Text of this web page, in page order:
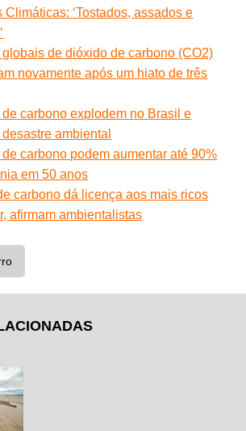
Climáticas: ‘Tostados, assados e
globais de dióxido de carbono (CO2)
novamente após um hiato de três
de carbono explodem no Brasil e
ambiental
carbono podem aumentar até 90%
em 50 anos
carbono dá licença aos mais ricos
afirmam ambientalistas